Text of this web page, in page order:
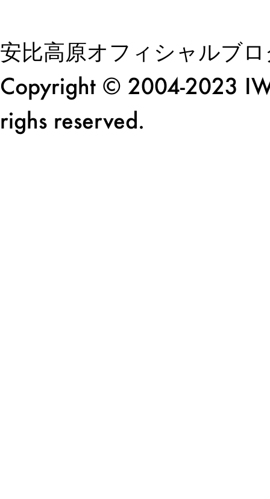
安比高原オフィシャルブ
Copyright © 2004-2023
righs reserved.